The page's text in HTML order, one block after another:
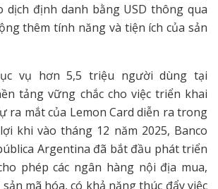
dịch định danh bằng USD thông qua
thêm tính năng và tiện ích của sản
vụ hơn 5,5 triệu người dùng tại
tảng vững chắc cho việc triển khai
ra mắt của Lemon Card diễn ra trong
khi vào tháng 12 năm 2025, Banco
Argentina đã bắt đầu phát triển
phép các ngân hàng nội địa mua,
mã hóa, có khả năng thúc đẩy việc